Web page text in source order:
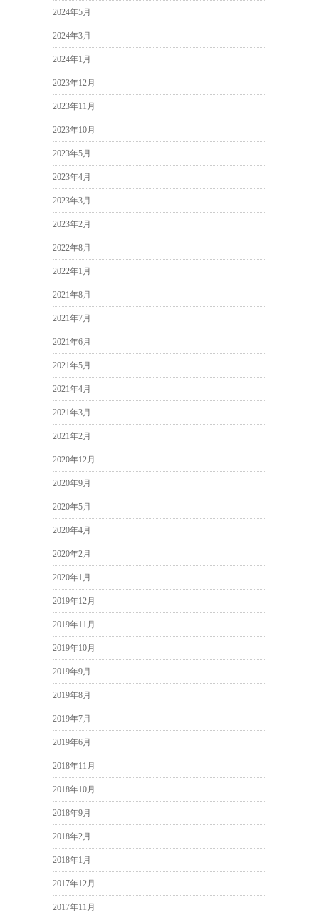
2024年5月
2024年3月
2024年1月
2023年12月
2023年11月
2023年10月
2023年5月
2023年4月
2023年3月
2023年2月
2022年8月
2022年1月
2021年8月
2021年7月
2021年6月
2021年5月
2021年4月
2021年3月
2021年2月
2020年12月
2020年9月
2020年5月
2020年4月
2020年2月
2020年1月
2019年12月
2019年11月
2019年10月
2019年9月
2019年8月
2019年7月
2019年6月
2018年11月
2018年10月
2018年9月
2018年2月
2018年1月
2017年12月
2017年11月